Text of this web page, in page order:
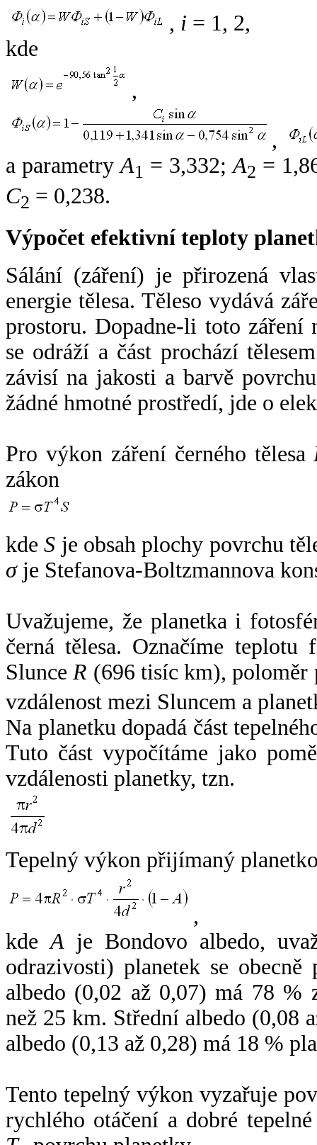
, i = 1, 2,
kde
,
,
a parametryA1 = 3,332;A2 =
C2 = 0,238.
Výpočet efektivní teploty
Sálání (záření) je přirozená
energie tělesa. Těleso vydává
prostoru. Dopadne-li toto záření
se odráží a část prochází
závisí na jakosti a barvě
žádné hmotné prostředí, jde o
Pro výkon záření černého tělesa
zákon
kdeS je obsah plochy povrchu
σje Stefanova-Boltzmannova
Uvažujeme, že planetka i
černá tělesa. Označíme
SlunceR (696 tisíc km),
vzdálenost mezi Sluncem a
Na planetku dopadá část
Tuto část vypočítáme jako
vzdálenosti planetky, tzn.
Tepelný výkon přijímaný
,
kdeA je Bondovo albedo,
odrazivosti) planetek se
albedo (0,02 až 0,07) má 78 %
než 25 km. Střední albedo (0,08
albedo (0,13 až 0,28) má 18 %
Tento tepelný výkon vyzařuje
rychlého otáčení a dobré